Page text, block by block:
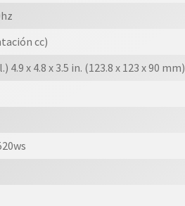
cc)
x 4.8 x 3.5 in. (123.8 x 123 x 90 mm)